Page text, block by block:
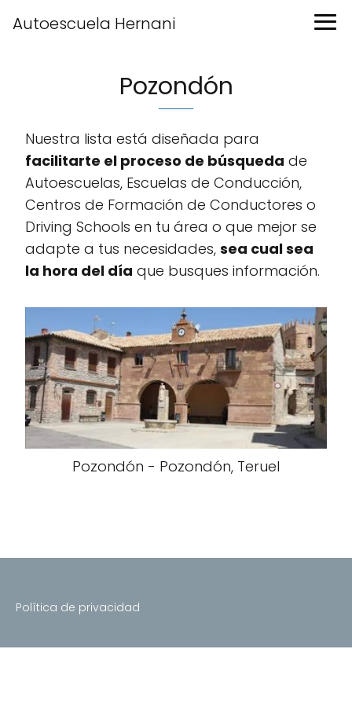
Autoescuela Hernani
Pozondón
Nuestra lista está diseñada para
facilitarte el proceso de búsqueda de
Autoescuelas, Escuelas de Conducción,
Centros de Formación de Conductores o
Driving Schools en tu área o que mejor se
adapte a tus necesidades, sea cual sea
la hora del día que busques información.
Pozondón - Pozondón, Teruel
Política de privacidad